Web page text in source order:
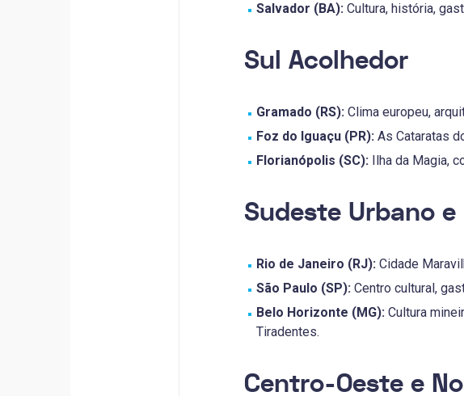
Salvador (BA):Cultura, história,
Sul Acolhedor
Gramado (RS):Clima europeu,
Foz do Iguaçu (PR):As Cataratas
Florianópolis (SC):Ilha da Magia,
Sudeste Urbano
Rio de Janeiro (RJ):Cidade
São Paulo (SP):Centro cultural,
Belo Horizonte (MG):Cultura
Tiradentes.
Centro-Oeste e